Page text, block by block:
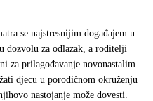
se najstresnijim događajem u
dozvolu za odlazak, a roditelji
za prilagođavanje novonastalim
djecu u porodičnom okruženju
nastojanje može dovesti.